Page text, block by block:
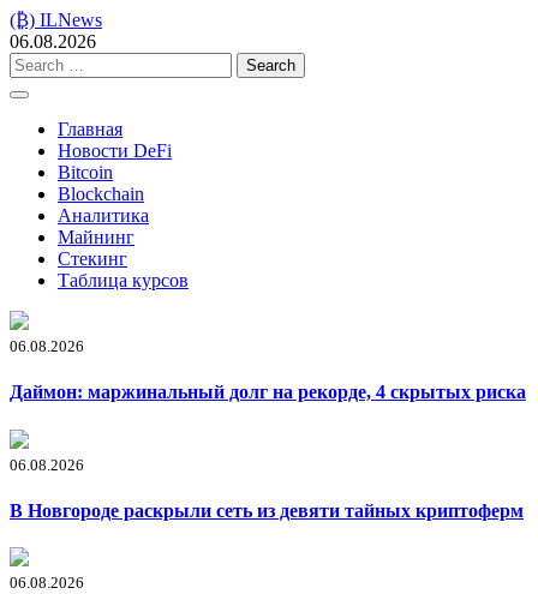
Skip
to
content
(₿) ILNews
06.08.2026
Search
for:
Главная
Новости DeFi
Bitcoin
Blockchain
Аналитика
Майнинг
Стекинг
Таблица курсов
06.08.2026
Даймон: маржинальный долг на рекорде, 4 скрытых риска
06.08.2026
В Новгороде раскрыли сеть из девяти тайных криптоферм
06.08.2026